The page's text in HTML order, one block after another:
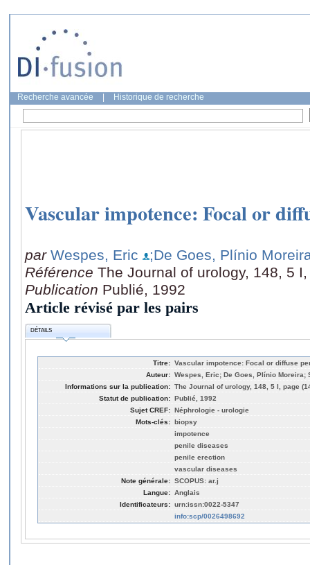
Recherche avancée Historique de recherche
Vascular impotence: Focal or
par Wespes, Eric
;De Goes, Plínio
Référence The Journal of urology, 148, 5
Publication Publié, 1992
Article révisé par les pairs
DÉTAILS
Titre: Vascular impotence: Focal or diffuse
Auteur: Wespes, Eric; De Goes, Plínio Moreira;
Informations sur la publication: The Journal of urology, 148, 5 I, page
Statut de publication: Publié, 1992
Sujet CREF: Néphrologie - urologie
Mots-clés: biopsy
impotence
penile diseases
penile erection
vascular diseases
Note générale: SCOPUS: ar.j
Langue: Anglais
Identificateurs: urn:issn:0022-5347
info:scp/0026498692